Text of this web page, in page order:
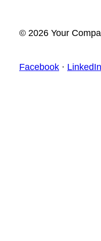
© 2026 Your
Facebook · LinkedIn